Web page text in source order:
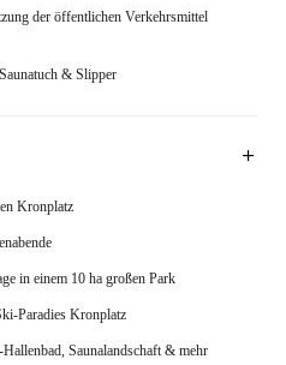
der öffentlichen Verkehrsmittel
& Slipper
Kronplatz
in einem 10 ha großen Park
Paradies Kronplatz
Saunalandschaft & mehr